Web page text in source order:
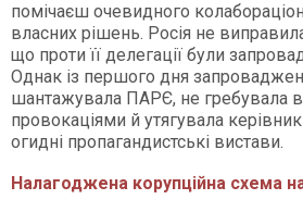
помічаєш очевидного
власних рішень. Росія не
що проти її делегації були
Однак із першого дня
шантажувала ПАРЄ, не гребувала
провокаціями й утягувала
огидні пропагандистські вистави.
Налагоджена корупційна схема